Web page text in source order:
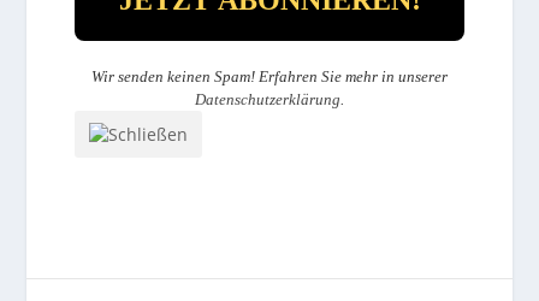
Wir senden keinen Spam! Erfahren Sie mehr in unserer
Datenschutzerklärung